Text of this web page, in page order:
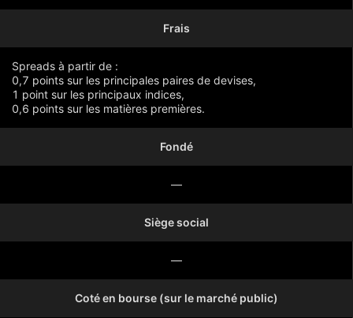
Frais
Spreads à partir de :
0,7 points sur les principales paires de devises,
1 point sur les principaux indices,
0,6 points sur les matières premières.
Fondé
—
Siège social
—
Coté en bourse (sur le marché public)